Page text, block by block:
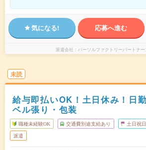
気になる! 応募へ進む
派遣会社 パーソルファクトリーパートナー
未読
給与即払いOK！土日休み！日
ベル張り・包装
職種未経験OK 交通費別途支給あり 土日祝
派遣